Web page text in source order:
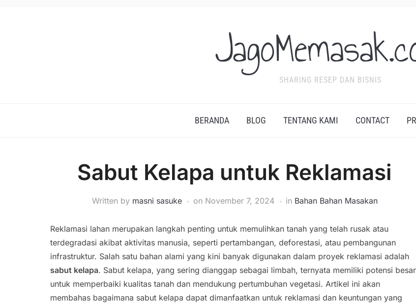
SHARING RESEP DAN BISNIS
BERANDA BLOG TENTANG KAMI CONTACT
Sabut Kelapa untuk Reklamasi
Written by masni sasuke on November 7, 2024 in Bahan Bahan Masakan
Reklamasi lahan merupakan langkah penting untuk memulihkan tanah yang telah rusak atau
terdegradasi akibat aktivitas manusia, seperti pertambangan, deforestasi, atau pembangunan
infrastruktur. Salah satu bahan alami yang kini banyak digunakan dalam proyek reklamasi adalah
sabut kelapa. Sabut kelapa, yang sering dianggap sebagai limbah, ternyata memiliki potensi besar
untuk memperbaiki kualitas tanah dan mendukung pertumbuhan vegetasi. Artikel ini akan
membahas bagaimana sabut kelapa dapat dimanfaatkan untuk reklamasi dan keuntungan yang